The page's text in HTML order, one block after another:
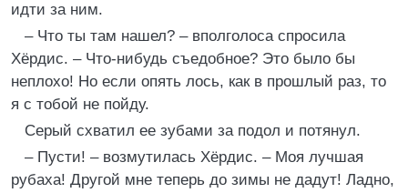
идти за ним.
– Что ты там нашел? – вполголоса спросила
Хёрдис. – Что-нибудь съедобное? Это было бы
неплохо! Но если опять лось, как в прошлый раз, то
я с тобой не пойду.
Серый схватил ее зубами за подол и потянул.
– Пусти! – возмутилась Хёрдис. – Моя лучшая
рубаха! Другой мне теперь до зимы не дадут! Ладно,